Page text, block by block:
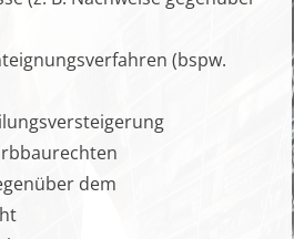
(bspw.
dem